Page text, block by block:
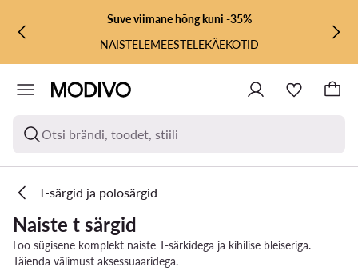
LIIGU PÕHISISU JUURDE
MINE OTSINGUSSESuve viimane hõng kuni -35%
NAISTELEMEESTELEKÄEKOTID
Otsi brändi, toodet, stiili
T-särgid ja polosärgid
Naiste t särgid
Loo sügisene komplekt naiste T-särkidega ja kihilise bleiseriga.
Täienda välimust aksessuaaridega.